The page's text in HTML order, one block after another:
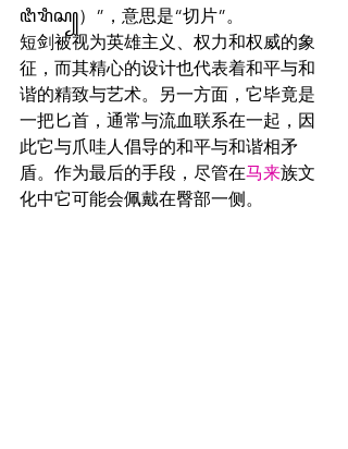
ꦔꦶꦫꦶꦱ꧀）”，意思是“切片”。
短剑被视为英雄主义、权力和权威的象
征，而其精心的设计也代表着和平与和
谐的精致与艺术。另一方面，它毕竟是
一把匕首，通常与流血联系在一起，因
此它与爪哇人倡导的和平与和谐相矛
盾。作为最后的手段，尽管在马来族文
化中它可能会佩戴在臀部一侧。